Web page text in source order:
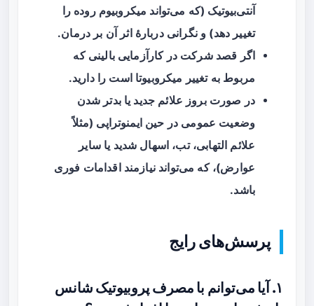
آنتی‌بیوتیک (که می‌تواند میکروبیوم روده را
تغییر دهد) و نگرانی دربارهٔ اثر آن بر درمان.
اگر قصد شرکت در کارآزمایی بالینی که
مربوط به تغییر میکروبیوتا است را دارید.
در صورت بروز علائم جدید یا بدتر شدن
وضعیت عمومی در حین ایمنوتراپی (مثلاً
علائم التهابی، تب، اسهال شدید یا سایر
عوارض)، که می‌تواند نیازمند اقدامات فوری
باشد.
پرسش‌های رایج
۱. آیا می‌توانم با مصرف پروبیوتیک شانس